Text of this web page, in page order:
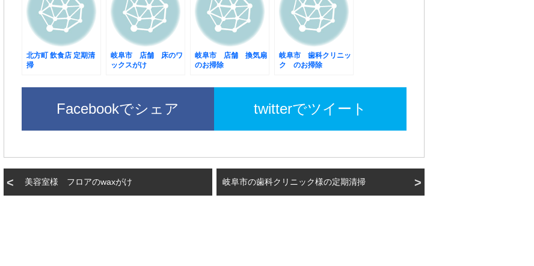
北方町 飲食店 定期清
掃
岐阜市 店舗 床のワ
ックスがけ
岐阜市 店舗 換気扇
のお掃除
岐阜市 歯科クリニッ
ク のお掃除
Facebookでシェア twitterでツイート
美容室様 フロアのwaxがけ 岐阜市の歯科クリニック様の定期清掃